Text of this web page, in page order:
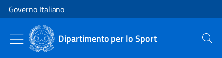
Vai al contenuto
Vai alla navigazione del sito
Governo Italiano
Dipartimento per lo Sport Cerca